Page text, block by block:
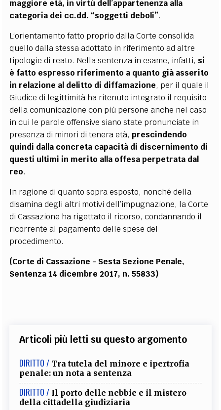
maggiore età, in virtù dell’appartenenza alla
categoria dei cc.dd. “soggetti deboli”.
L’orientamento fatto proprio dalla Corte consolida
quello dalla stessa adottato in riferimento ad altre
tipologie di reato. Nella sentenza in esame, infatti, si
è fatto espresso riferimento a quanto già asserito
in relazione al delitto di diffamazione, per il quale il
Giudice di legittimità ha ritenuto integrato il requisito
della comunicazione con più persone anche nel caso
in cui le parole offensive siano state pronunciate in
presenza di minori di tenera età,prescindendo
quindi dalla concreta capacità di discernimento di
questi ultimi in merito alla offesa perpetrata dal
reo.
In ragione di quanto sopra esposto, nonché della
disamina degli altri motivi dell’impugnazione, la Corte
di Cassazione ha rigettato il ricorso, condannando il
ricorrente al pagamento delle spese del
procedimento.
(Corte di Cassazione - Sesta Sezione Penale,
Sentenza 14 dicembre 2017, n. 55833)
Articoli più letti su questo argomento
DIRITTO / Tra tutela del minore e ipertrofia
penale: un nota a sentenza
DIRITTO / Il porto delle nebbie e il mistero
della cittadella giudiziaria